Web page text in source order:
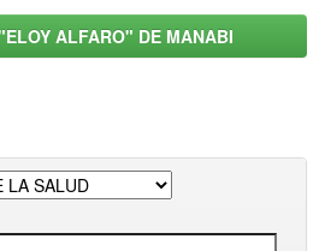
ALFARO" DE MANABI